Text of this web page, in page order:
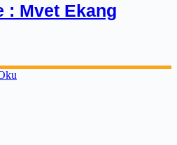
: Mvet Ekang